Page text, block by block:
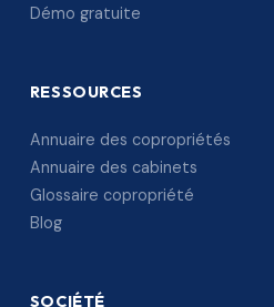
Démo gratuite
RESSOURCES
Annuaire des copropriétés
Annuaire des cabinets
Glossaire copropriété
Blog
SOCIÉTÉ